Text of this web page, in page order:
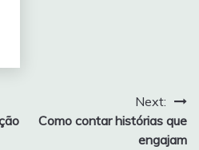
Next:
Como contar histórias que
engajam